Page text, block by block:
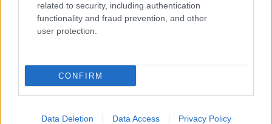
related to security, including authentication
functionality and fraud prevention, and other
user protection.
CONFIRM
Data Deletion Data Access Privacy Policy